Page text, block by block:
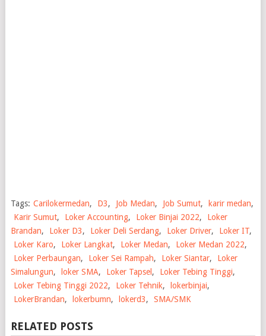
Tags: Carilokermedan, D3, Job Medan, Job Sumut, karir medan,
Karir Sumut, Loker Accounting, Loker Binjai 2022,
Loker
Brandan, Loker D3, Loker Deli Serdang, Loker Driver, Loker IT,
Loker Karo, Loker Langkat, Loker Medan, Loker Medan 2022,
Loker Perbaungan, Loker Sei Rampah, Loker Siantar,
Loker
Simalungun, loker SMA, Loker Tapsel , Loker Tebing Tinggi,
Loker Tebing Tinggi 2022, Loker Tehnik, lokerbinjai,
LokerBrandan, lokerbumn, lokerd3, SMA/SMK
RELATED POSTS